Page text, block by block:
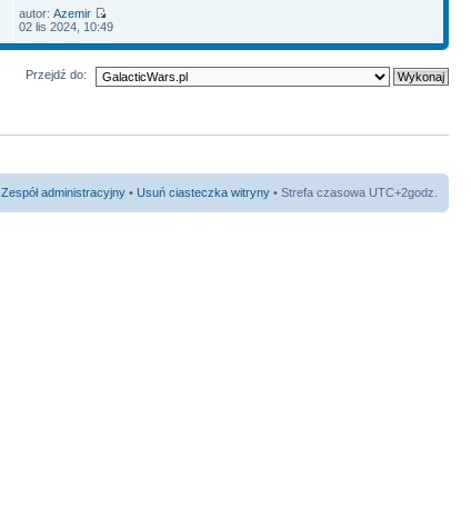
autor:Azemir
02 lis 2024, 10:49
Przejdź do:
Zespół administracyjny • Usuń ciasteczka witryny • Strefa czasowa UTC+2godz.